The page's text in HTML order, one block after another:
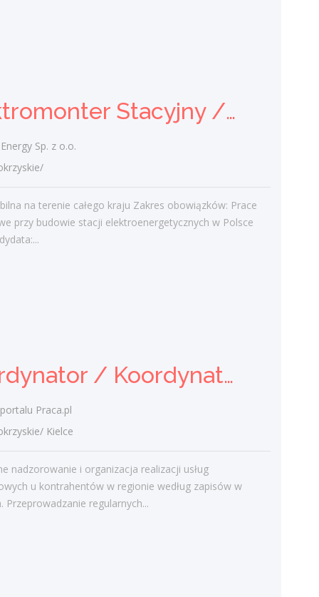
praca mobilna na terenie całego kraju
Zakres obowiązków: Prace montażowe
Lekarz Okulista
dzisiaj
Praca
Praca
Elektromonter Stacyjny / Elektromonterka Stacyjna (K/M)
Sp. z o.o.
na terenie całego kraju Zakres obowiązków: Prace
przy budowie stacji elektroenergetycznych w Polsce
Koordynator / Koordynatorka Usług Serwisowych i Zespołów Terenowych
Praca.pl
Kielce
nadzorowanie i organizacja realizacji usług
u kontrahentów w regionie według zapisów w
Przeprowadzanie regularnych...